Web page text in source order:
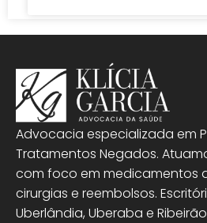
Advocacia especializada em
Tratamentos Negados.
com foco em medicamentos
cirurgias e reembolsos.
Uberlândia, Uberaba e